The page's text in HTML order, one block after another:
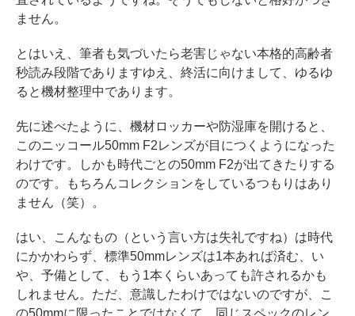
ません。
とはいえ、筆者も気づいたら老害じゃない本格的高齢者
秒読み段階でありますゆえ、終活に向けまして、ゆるゆ
ると機材整理中であります。
先に述べたように、機材ロッカーや防湿庫を開けると、
このニッコール50mm F2レンズが目につくようになった
わけです。しかも時代ごとの50mm F2が出てきたりする
のです。もちろんコレクションをしているつもりはあり
ません（笑）。
はい、こんなもの（という言い方は失礼ですね）は時代
にかかわらず、標準50mmレンズは1本あれば済む、い
や、予備として、もう1本くらいあっても許されるかも
しれません。ただ、意識したわけではないのですが、こ
の50mmに限ったことではなくて、同じスペックのレン